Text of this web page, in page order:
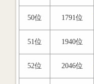
50位 1791位
51位 1940位
52位 2046位